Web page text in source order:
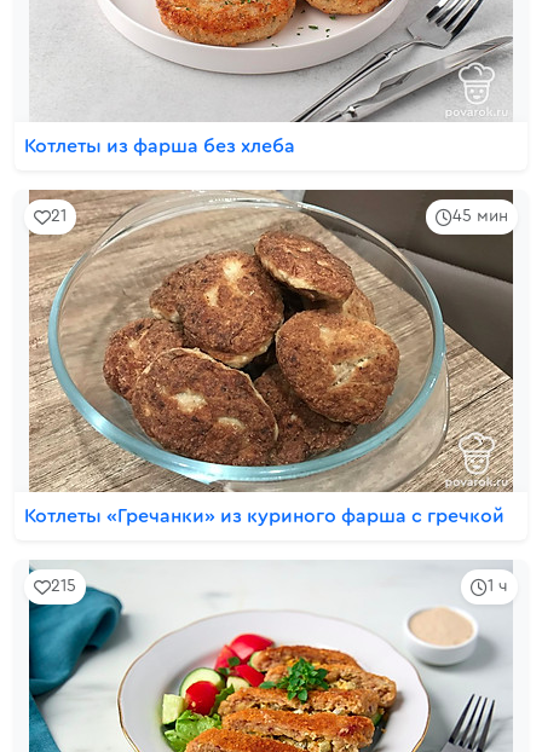
Котлеты из фарша без хлеба
45 мин
21
Котлеты «Гречанки» из куриного фарша с гречкой
1 ч
215